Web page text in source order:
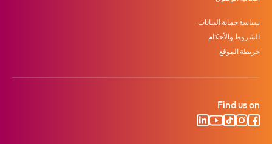
سياسة حماية البيانات
الشروط والأحكام
خريطة الموقع
Find us on